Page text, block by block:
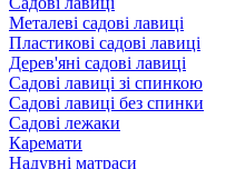
Металеві садові лавиці
Пластикові садові лавиці
Дерев'яні садові лавиці
Садові лавиці зі спинкою
Садові лавиці без спинки
Садові лежаки
Каремати
Надувні матраси